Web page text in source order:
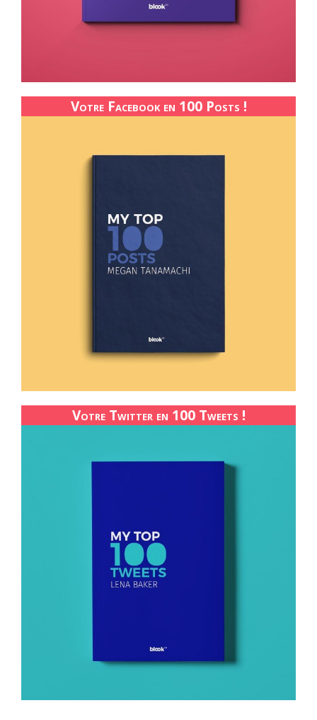
Votre Facebook en 100 Posts !
Votre Twitter en 100 Tweets !